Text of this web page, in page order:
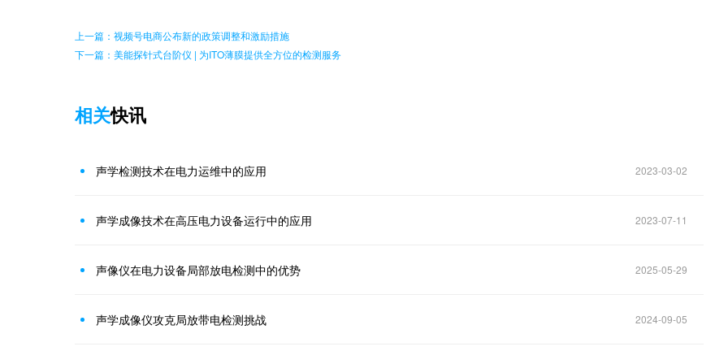
上一篇：视频号电商公布新的政策调整和激励措施
下一篇：美能探针式台阶仪 | 为ITO薄膜提供全方位的检测服务
相关快讯
声学检测技术在电力运维中的应用 2023-03-02
声学成像技术在高压电力设备运行中的应用 2023-07-11
声像仪在电力设备局部放电检测中的优势 2025-05-29
声学成像仪攻克局放带电检测挑战 2024-09-05